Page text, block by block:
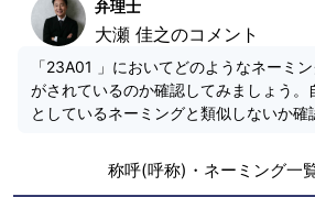
弁理士
大瀬 佳之のコメント
「23A01 」においてどのようなネーミ
がされているのか確認してみましょう。
としているネーミングと類似しないか確
称呼(呼称)・ネーミング一